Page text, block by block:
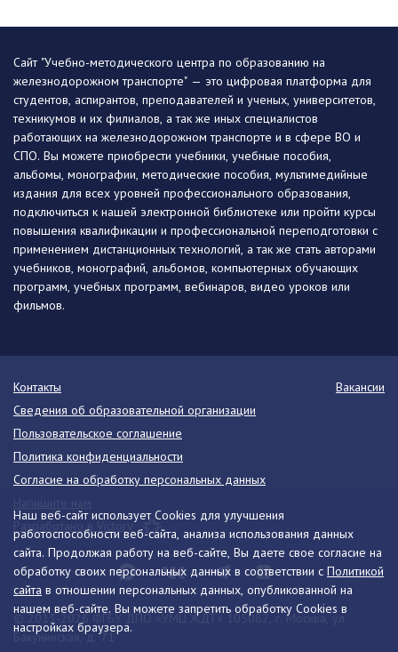
Наш веб-сайт использует Cookies для улучшения
работоспособности веб-сайта, анализа использования данных
сайта. Продолжая работу на веб-сайте, Вы даете свое согласие на
обработку своих персональных данных в соответствии с Политикой
сайта в отношении персональных данных, опубликованной на
нашем веб-сайте. Вы можете запретить обработку Cookies в
настройках браузера.
Сайт "Учебно-методического центра по образованию на
железнодорожном транспорте" — это цифровая платформа для
студентов, аспирантов, преподавателей и ученых, университетов,
техникумов и их филиалов, а так же иных специалистов
работающих на железнодорожном транспорте и в сфере ВО и
СПО. Вы можете приобрести учебники, учебные пособия,
альбомы, монографии, методические пособия, мультимедийные
издания для всех уровней профессионального образования,
подключиться к нашей электронной библиотеке или пройти курсы
повышения квалификации и профессиональной переподготовки с
применением дистанционных технологий, а так же стать авторами
учебников, монографий, альбомов, компьютерных обучающих
программ, учебных программ, вебинаров, видео уроков или
фильмов.
© 2013-2026 ФГБУ ДПО «УМЦ ЖДТ» 105082, г. Москва, ул.
Бакунинская, д. 71
Контакты
Вакансии
Сведения об образовательной организации
Пользовательское соглашение
Политика конфиденциальности
Согласие на обработку персональных данных
Разработано в Victory